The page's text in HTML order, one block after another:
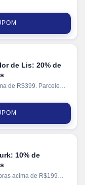
Sudeste. Parcele suas
no cartão.
de Lis: 20% de
de R$399. Parcele
juros no cartão.
10% de
acima de R$199